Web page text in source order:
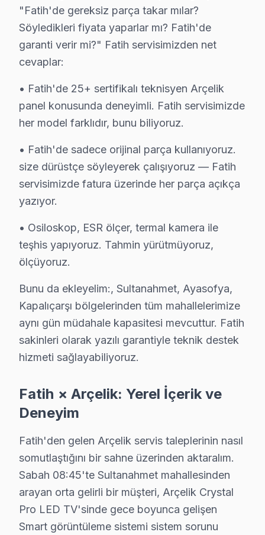
Arçelik TV HDMI port arızası Sururi adresine gelen
Fatih TV Servis Merkezi →
Süleymaniye Arçelik Servis
Süleymaniye sakinlerine özel: Arçelik TV tamirinde parça
Fatih TV Servis Merkezi →
Sümbül Efendi Arçelik Servis
Sümbül Efendi mahallesi Arçelik TV teknisyeniniz
Sümbül Efendi Arçelik Anakart Tamiri →
Şehremini Arçelik Servis
Fatih'da Şehremini bölgesindeki Arçelik kullanıcılarına
Fatih Arçelik Servis →
Şehsuvar Bey Arçelik Servis
Arçelik TV'nizin Şehsuvar Bey adresine gelen ekibimiz
Şehsuvar Bey Arçelik Anakart Tamiri →
Tahtakale Arçelik Servis
Tahtakale'de Arçelik TV ekran değişimi gerekebilir mi?
Taya Hatun Arçelik Servis
Arçelik Ekran Değişimi →
Topkapı Arçelik Servis
Topkapı sakinleri için Arçelik TV tamir hizmetimiz: teşhis
Topkapı Arçelik Açılmıyor Arıza →
Yavuz Sinan Arçelik Servis
Yavuz Sinan'de Arçelik TV ekranında çizgi, donma ya da
Yavuz Sinan Arçelik Anakart Tamiri →
"Fatih'de gereksiz parça takar mılar?
Söyledikleri fiyata yaparlar mı? Fatih'de
garanti verir mi?" Fatih servisimizden net
cevaplar:
• Fatih'de 25+ sertifikalı teknisyen Arçelik
panel konusunda deneyimli. Fatih servisimizde
her model farklıdır, bunu biliyoruz.
• Fatih'de sadece orijinal parça kullanıyoruz.
size dürüstçe söyleyerek çalışıyoruz — Fatih
servisimizde fatura üzerinde her parça açıkça
yazıyor.
• Osiloskop, ESR ölçer, termal kamera ile
teşhis yapıyoruz. Tahmin yürütmüyoruz,
ölçüyoruz.
Bunu da ekleyelim:, Sultanahmet, Ayasofya,
Kapalıçarşı bölgelerinden tüm mahallelerimize
aynı gün müdahale kapasitesi mevcuttur. Fatih
sakinleri olarak yazılı garantiyle teknik destek
hizmeti sağlayabiliyoruz.
Fatih × Arçelik: Yerel İçerik ve
Deneyim
Fatih'den gelen Arçelik servis taleplerinin nasıl
somutlaştığını bir sahne üzerinden aktaralım.
Sabah 08:45'te Sultanahmet mahallesinden
arayan orta gelirli bir müşteri, Arçelik Crystal
Pro LED TV'sinde gece boyunca gelişen
Smart görüntüleme sistemi sistem sorunu